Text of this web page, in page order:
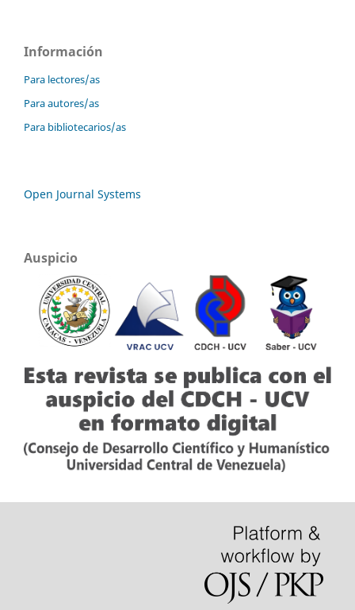
Información
Para lectores/as
Para autores/as
Para bibliotecarios/as
Open Journal Systems
Auspicio